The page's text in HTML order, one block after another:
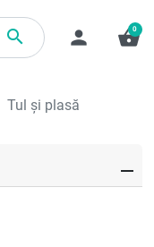
 person shopping_basket
0
Tul și plasă